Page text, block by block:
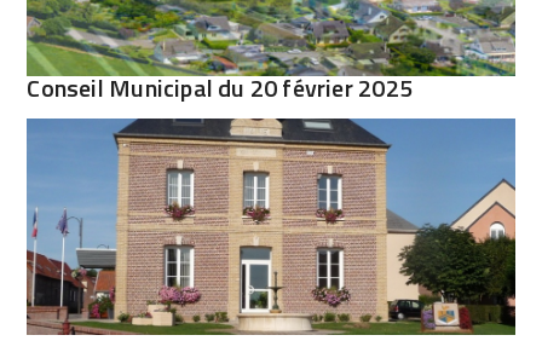
Conseil Municipal du 20 février 2025